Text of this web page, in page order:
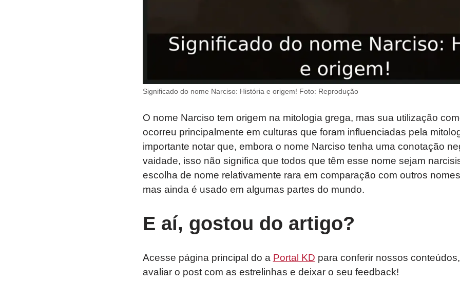
Significado do nome Narciso: História e origem! Foto: Reprodução
O nome Narciso tem origem na mitologia grega, mas sua utilização
ocorreu principalmente em culturas que foram influenciadas pela
importante notar que, embora o nome Narciso tenha uma conotação
vaidade, isso não significa que todos que têm esse nome sejam
escolha de nome relativamente rara em comparação com outros
mas ainda é usado em algumas partes do mundo.
E aí, gostou do artigo?
Acesse página principal do a Portal KD para conferir nossos
avaliar o post com as estrelinhas e deixar o seu feedback!